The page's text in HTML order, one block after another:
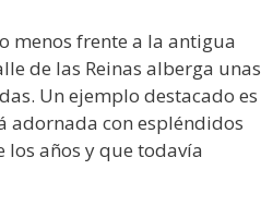
menos frente a la antigua
de las Reinas alberga unas
Un ejemplo destacado es
adornada con espléndidos
años y que todavía